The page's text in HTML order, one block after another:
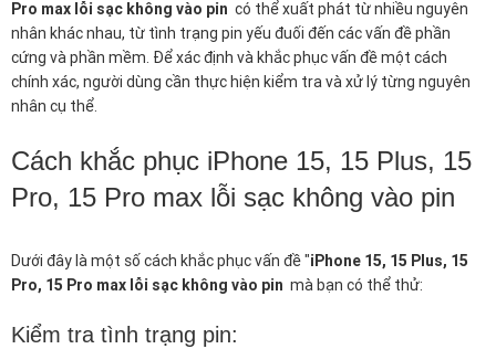
Pro max lỗi sạc không vào pin có thể xuất phát từ nhiều nguyên
nhân khác nhau, từ tình trạng pin yếu đuối đến các vấn đề phần
cứng và phần mềm. Để xác định và khắc phục vấn đề một cách
chính xác, người dùng cần thực hiện kiểm tra và xử lý từng nguyên
nhân cụ thể.
Cách khắc phục iPhone 15, 15 Plus, 15
Pro, 15 Pro max lỗi sạc không vào pin
Dưới đây là một số cách khắc phục vấn đề "iPhone 15, 15 Plus, 15
Pro, 15 Pro max lỗi sạc không vào pin mà bạn có thể thử:
Kiểm tra tình trạng pin: